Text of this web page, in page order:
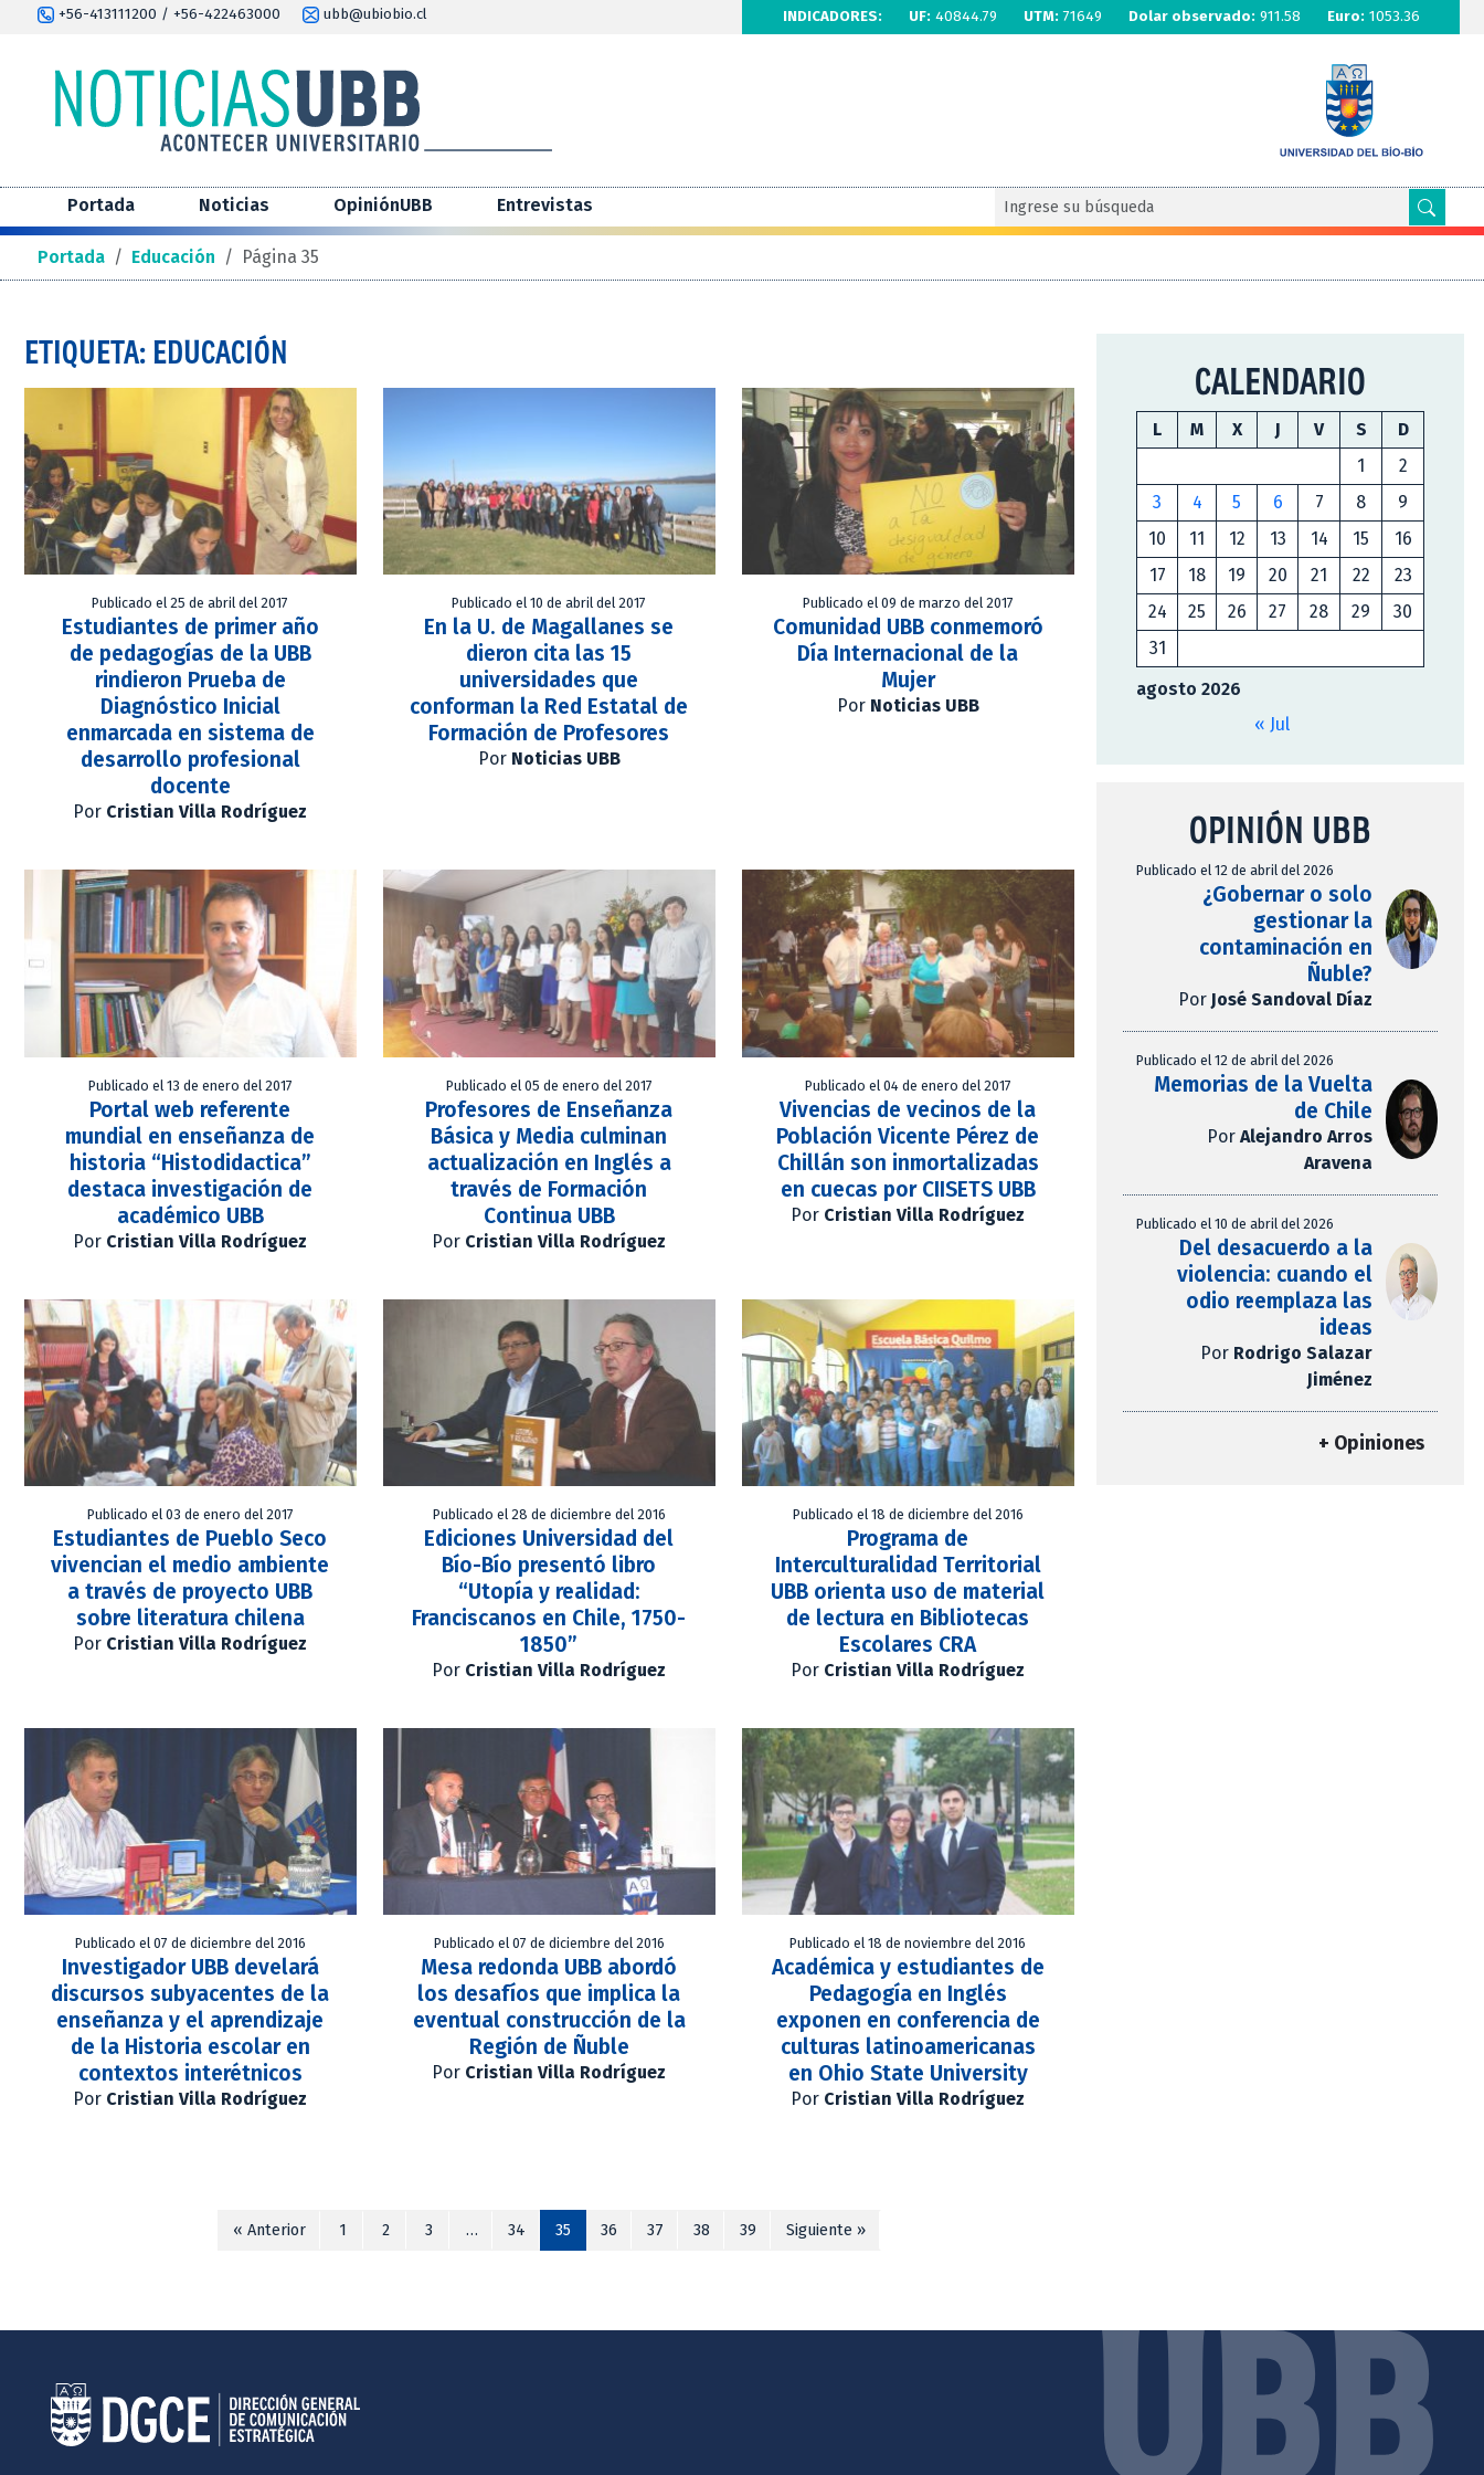
+56-413111200 / +56-422463000 ubb@ubiobio.cl INDICADORES: UF: 40844.79 UTM: 71649 Dolar observado: 911.58 Euro: 1053.36
Portada Noticias OpiniónUBB Entrevistas
Portada / Educación / Página 35
ETIQUETA: EDUCACIÓN
Publicado el 25 de abril del 2017
Estudiantes de primer año
de pedagogías de la UBB
rindieron Prueba de
Diagnóstico Inicial
enmarcada en sistema de
desarrollo profesional
docente
Por Cristian Villa Rodríguez
Publicado el 10 de abril del 2017
En la U. de Magallanes se
dieron cita las 15
universidades que
conforman la Red Estatal de
Formación de Profesores
Por Noticias UBB
Publicado el 09 de marzo del 2017
Comunidad UBB conmemoró
Día Internacional de la
Mujer
Por Noticias UBB
Publicado el 13 de enero del 2017
Portal web referente
mundial en enseñanza de
historia “Histodidactica”
destaca investigación de
académico UBB
Por Cristian Villa Rodríguez
Publicado el 05 de enero del 2017
Profesores de Enseñanza
Básica y Media culminan
actualización en Inglés a
través de Formación
Continua UBB
Por Cristian Villa Rodríguez
Publicado el 04 de enero del 2017
Vivencias de vecinos de la
Población Vicente Pérez de
Chillán son inmortalizadas
en cuecas por CIISETS UBB
Por Cristian Villa Rodríguez
Publicado el 03 de enero del 2017
Estudiantes de Pueblo Seco
vivencian el medio ambiente
a través de proyecto UBB
sobre literatura chilena
Por Cristian Villa Rodríguez
Publicado el 28 de diciembre del 2016
Ediciones Universidad del
Bío-Bío presentó libro
“Utopía y realidad:
Franciscanos en Chile, 1750-
1850”
Por Cristian Villa Rodríguez
Publicado el 18 de diciembre del 2016
Programa de
Interculturalidad Territorial
UBB orienta uso de material
de lectura en Bibliotecas
Escolares CRA
Por Cristian Villa Rodríguez
Publicado el 07 de diciembre del 2016
Investigador UBB develará
discursos subyacentes de la
enseñanza y el aprendizaje
de la Historia escolar en
contextos interétnicos
Por Cristian Villa Rodríguez
Publicado el 07 de diciembre del 2016
Mesa redonda UBB abordó
los desafíos que implica la
eventual construcción de la
Región de Ñuble
Por Cristian Villa Rodríguez
Publicado el 18 de noviembre del 2016
Académica y estudiantes de
Pedagogía en Inglés
exponen en conferencia de
culturas latinoamericanas
en Ohio State University
Por Cristian Villa Rodríguez
« Anterior 1 2 3 … 34 35 36 37 38 39 Siguiente »
CALENDARIO
agosto 2026
L M X J V S
D
1
2
3
4 5 6 7 8
9
10
11 12 13 14 15
16
17
18 19 20 21 22
23
24
25 26 27 28 29
30
31
« Jul
OPINIÓN UBB
Publicado el 12 de abril del 2026
¿Gobernar o solo
gestionar la
contaminación en
Ñuble?
Por José Sandoval Díaz
Publicado el 12 de abril del 2026
Memorias de la Vuelta
de Chile
Por Alejandro Arros
Aravena
Publicado el 10 de abril del 2026
Del desacuerdo a la
violencia: cuando el
odio reemplaza las
ideas
Por Rodrigo Salazar
Jiménez
+ Opiniones